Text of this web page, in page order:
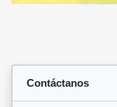
Contáctanos